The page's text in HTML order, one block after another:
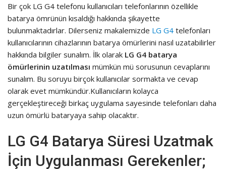
Bir çok LG G4 telefonu kullanıcıları telefonlarının özellikle
batarya ömrünün kısaldığı hakkında şikayette
bulunmaktadırlar. Dilerseniz makalemizde LG G4 telefonları
kullanıcılarının cihazlarının batarya ömürlerini nasıl uzatabilirler
hakkında bilgiler sunalım. İlk olarak LG G4 batarya
ömürlerinin uzatılması mümkün mü sorusunun cevaplarını
sunalım. Bu soruyu birçok kullanıcılar sormakta ve cevap
olarak evet mümkündür.Kullanıcıların kolayca
gerçekleştireceği birkaç uygulama sayesinde telefonları daha
uzun ömürlü bataryaya sahip olacaktır.
LG G4 Batarya Süresi Uzatmak
İçin Uygulanması Gerekenler;